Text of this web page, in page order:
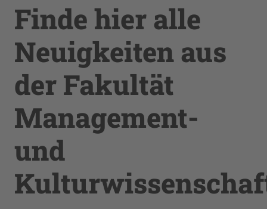
Finde hier alle
Neuigkeiten aus
der Fakultät
Management-
und